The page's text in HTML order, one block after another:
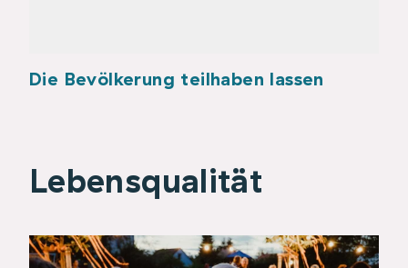
Die Bevölkerung teilhaben lassen
Lebensqualität